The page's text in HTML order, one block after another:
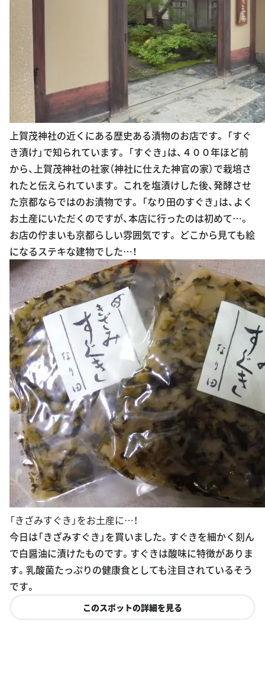
上賀茂神社の近くにある歴史ある漬物のお店です。 「すぐ
き漬け」で知られています。 「すぐき」は、４００年ほど前
から、上賀茂神社の社家（神社に仕えた神官の家）で栽培さ
れたと伝えられています。 これを塩漬けした後、発酵させ
た京都ならではのお漬物です。 「なり田のすぐき」は、よく
お土産にいただくのですが、本店に行ったのは初めて…。
お店の佇まいも京都らしい雰囲気です。 どこから見ても絵
になるステキな建物でした…！
「きざみすぐき」をお土産に…！
今日は「きざみすぐき」を買いました。すぐきを細かく刻ん
で白醤油に漬けたものです。すぐきは酸味に特徴がありま
す。乳酸菌たっぷりの健康食としても注目されているそう
です。
このスポットの詳細を見る